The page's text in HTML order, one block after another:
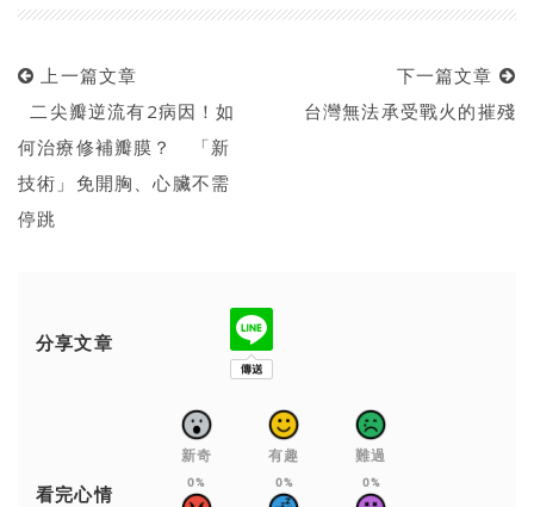
上一篇文章
二尖瓣逆流有2病因！如
何治療修補瓣膜？ 「新
技術」免開胸、心臟不需
停跳
下一篇文章
台灣無法承受戰火的摧殘
分享文章
看完心情
新奇
0%
有趣
0%
難過
0%